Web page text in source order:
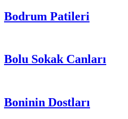
Bodrum Patileri
Bolu Sokak Canları
Boninin Dostları